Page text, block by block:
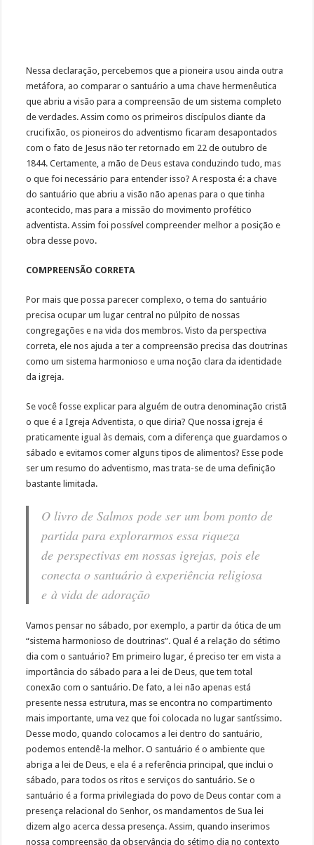
Nessa declaração, percebemos que a pioneira usou ainda outra
metáfora, ao comparar o santuário a uma chave hermenêutica
que abriu a visão para a compreensão de um sistema completo
de verdades. Assim como os primeiros discípulos diante da
crucifixão, os pioneiros do adventismo ficaram desapontados
com o fato de Jesus não ter retornado em 22 de outubro de
1844. Certamente, a mão de Deus estava conduzindo tudo, mas
o que foi necessário para entender isso? A resposta é: a chave
do santuário que abriu a visão não apenas para o que tinha
acontecido, mas para a missão do movimento profético
adventista. Assim foi possível compreender melhor a posição e
obra desse povo.
COMPREENSÃO CORRETA
Por mais que possa parecer complexo, o tema do santuário
precisa ocupar um lugar central no púlpito de nossas
congregações e na vida dos membros. Visto da perspectiva
correta, ele nos ajuda a ter a compreensão precisa das doutrinas
como um sistema harmonioso e uma noção clara da identidade
da igreja.
Se você fosse explicar para alguém de outra denominação cristã
o que é a Igreja Adventista, o que diria? Que nossa igreja é
praticamente igual às demais, com a diferença que guardamos o
sábado e evitamos comer alguns tipos de alimentos? Esse pode
ser um resumo do adventismo, mas trata-se de uma definição
bastante limitada.
O livro de Salmos pode ser um bom ponto de
partida para explorarmos essa riqueza
de perspectivas em nossas igrejas, pois ele
conecta o santuário à experiência religiosa
e à vida de adoração
Vamos pensar no sábado, por exemplo, a partir da ótica de um
“sistema harmonioso de doutrinas”. Qual é a relação do sétimo
dia com o santuário? Em primeiro lugar, é preciso ter em vista a
importância do sábado para a lei de Deus, que tem total
conexão com o santuário. De fato, a lei não apenas está
presente nessa estrutura, mas se encontra no compartimento
mais importante, uma vez que foi colocada no lugar santíssimo.
Desse modo, quando colocamos a lei dentro do santuário,
podemos entendê-la melhor. O santuário é o ambiente que
abriga a lei de Deus, e ela é a referência principal, que inclui o
sábado, para todos os ritos e serviços do santuário. Se o
santuário é a forma privilegiada do povo de Deus contar com a
presença relacional do Senhor, os mandamentos de Sua lei
dizem algo acerca dessa presença. Assim, quando inserimos
nossa compreensão da observância do sétimo dia no contexto